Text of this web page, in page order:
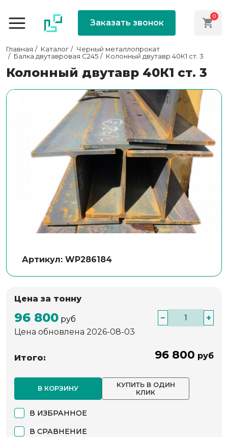
Заказать звонок
0
Главная Каталог
Черный металлопрокат
Балка двутавровая С245
Колонный двутавр 40К1 ст. 3
Колонный двутавр 40К1 ст. 3
Артикул: WP286184
Цена за тонну
96 800 руб −
+
Цена обновлена 2026-08-03
Итого: 96 800 руб
В КОРЗИНУ
КУПИТЬ В ОДИН
КЛИК
В ИЗБРАННОЕ
В СРАВНЕНИЕ